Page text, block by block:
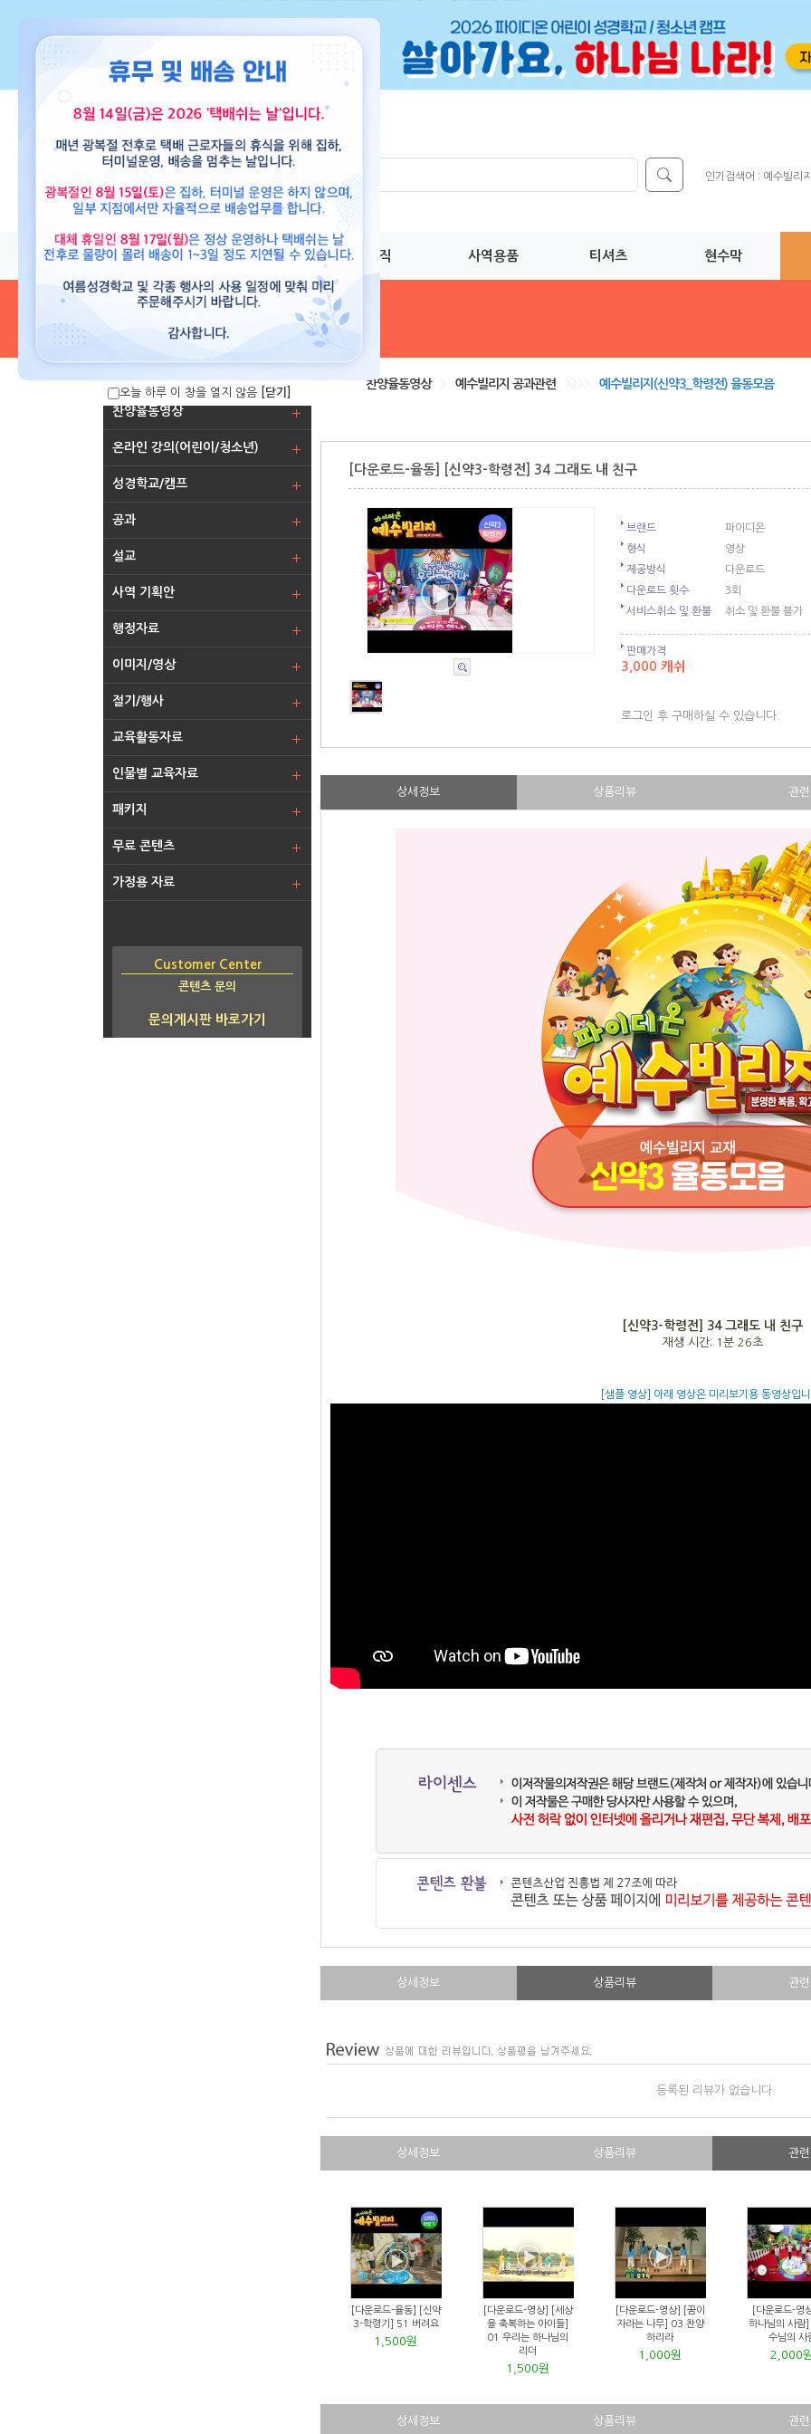
인기검색어 : 예수빌리
교재 도서 뮤직 사역용품 티셔츠 현수막
찬양율동영상
온라인 강의(어린이/청소년)
성경학교/캠프
공과
설교
사역 기획안
행정자료
이미지/영상
절기/행사
교육활동자료
인물별 교육자료
패키지
무료 콘텐츠
가정용 자료
Customer Center
콘텐츠 문의
문의게시판 바로가기
찬양율동영상 예수빌리지 공과관련 예수빌리지(신약3_학령전) 율동모음
[다운로드-율동] [신약3-학령전] 34 그래도 내 친구
브랜드
파이디온
형식
영상
제공방식
다운로드
다운로드 횟수
3회
서비스취소 및 환불
취소 및 환불 불가
판매가격
3,000 캐쉬
로그인 후 구매하실 수 있습니다.
상세정보 상품리뷰 관
[신약3-학령전] 34 그래도 내 친구
재생 시간: 1분 26초
[샘플 영상] 아래 영상은 미리보기용 동영상입
상세정보 상품리뷰 관
등록된 리뷰가 없습니다.
상세정보 상품리뷰 관
[다운로드-율동] [신약
3-학령기] 51 버려요
1,500원
[다운로드-영상] [세상
을 축복하는 아이들]
01 우리는 하나님의
리더
1,500원
[다운로드-영상] [꿈이
자라는 나무] 03 찬양
하리라
1,000원
[다운로드-영
하나님의 사람
수님의 사
2,000
상세정보 상품리뷰 관
오늘 하루 이 창을 열지 않음 [닫기]